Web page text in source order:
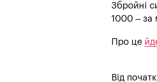
Збройні
1000 – за
Про це
Від